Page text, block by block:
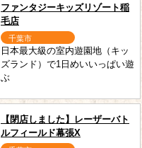
ファンタジーキッズリゾート稲
毛店
千葉市
日本最大級の室内遊園地（キッ
ズランド）で1日めいいっぱい遊
ぶ
【閉店しました】レーザーバト
ルフィールド幕張X